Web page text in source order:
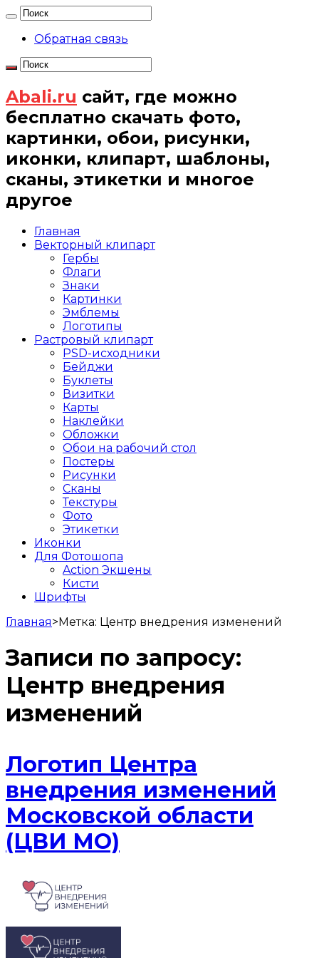
Обратная связь
Abali.ru сайт, где можно
бесплатно скачать фото,
картинки, обои, рисунки,
иконки, клипарт, шаблоны,
сканы, этикетки и многое
другое
Главная
Векторный клипарт
Гербы
Флаги
Знаки
Картинки
Эмблемы
Логотипы
Растровый клипарт
PSD-исходники
Бейджи
Буклеты
Визитки
Карты
Наклейки
Обложки
Обои на рабочий стол
Постеры
Рисунки
Сканы
Текстуры
Фото
Этикетки
Иконки
Для Фотошопа
Action Экшены
Кисти
Шрифты
Главная>Метка: Центр внедрения изменений
Записи по запросу:
Центр внедрения
изменений
Логотип Центра
внедрения изменений
Московской области
(ЦВИ МО)